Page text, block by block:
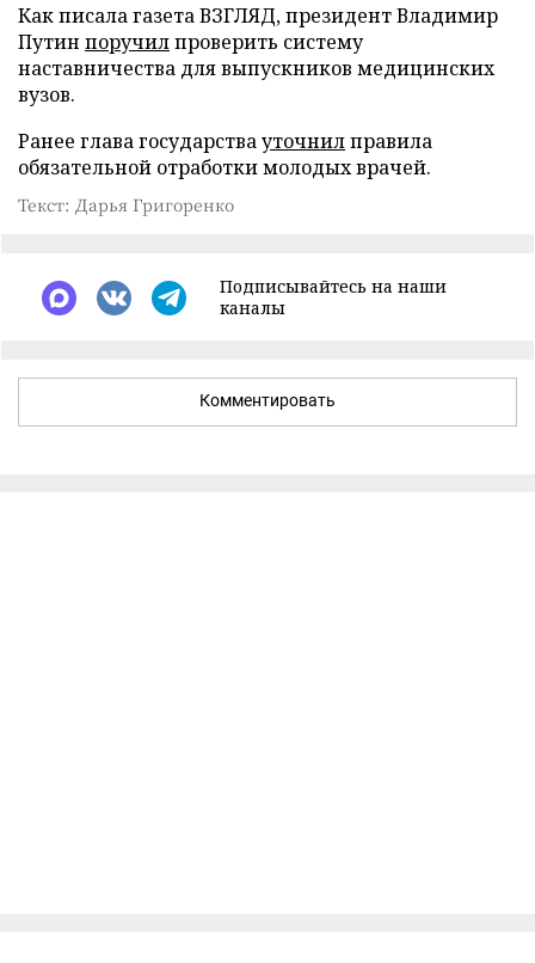
Как писала газета ВЗГЛЯД, президент Владимир
Путин поручилпроверить систему
наставничества для выпускников медицинских
вузов.
Ранее глава государствауточнилправила
обязательной отработки молодых врачей.
Текст: Дарья Григоренко
Подписывайтесь на наши
каналы
Комментировать